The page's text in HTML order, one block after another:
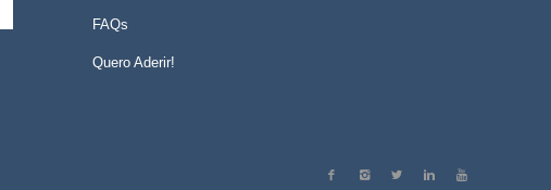
FAQs
Quero Aderir!